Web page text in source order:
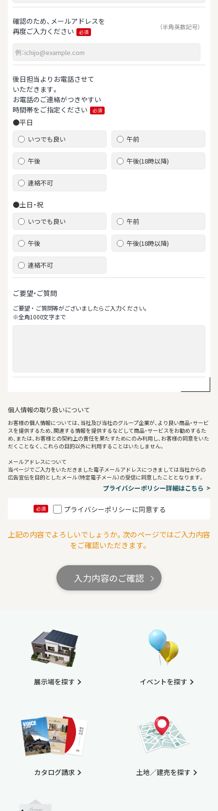
確認のため、メールアドレスを
再度ご入力ください
必須
（半角英数記号）
後日担当よりお電話させて
いただきます。
お電話のご連絡がつきやすい
時間帯をご指定ください
必須
●平日
いつでも良い 午前
午後 午後(18時以降)
連絡不可
●土日・祝
いつでも良い 午前
午後 午後(18時以降)
連絡不可
ご要望・ご質問
ご要望‧ご質問等がございましたらご⼊⼒ください。
※全⾓1000⽂字まで
個人情報の取り扱いについて
お客様の個人情報については、当社及び当社のグループ企業が、より良い商品・サービ
スを提供するため、関連する情報を提供するなどして商品・サービスをお勧めするた
め、または、お客様との契約上の責任を果たすためにのみ利用し、お客様の同意をいた
だくことなく、これらの目的以外に利用することはいたしません。
メールアドレスについて
当ページでご入力をいただきました電子メールアドレスにつきましては当社からの
広告宣伝を目的としたメール（特定電子メール）の受信に同意したこととなります。
プライバシーポリシー詳細はこちら
必須 プライバシーポリシーに同意する
上記の内容でよろしいでしょうか。次のページではご入力内容
をご確認いただきます。
入力内容のご確認
展示場を探す
カタログ請求
イベントを探す
土地／建売を探す